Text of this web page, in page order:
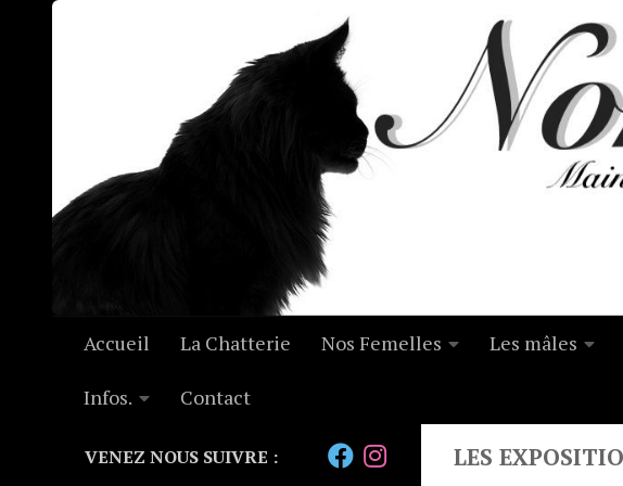
Accueil La Chatterie Nos Femelles Les mâles
Infos. Contact
LES
VENEZ NOUS SUIVRE :